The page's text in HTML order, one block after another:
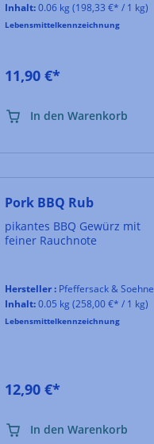
Inhalt:0.06 kg(198,33 €* / 1 kg)
Lebensmittelkennzeichnung
11,90 €*
In den Warenkorb
Pork BBQ Rub
pikantes BBQ Gewürz mit
feiner Rauchnote
Hersteller : Pfeffersack & Soehne
Inhalt:0.05 kg(258,00 €* / 1 kg)
Lebensmittelkennzeichnung
12,90 €*
In den Warenkorb